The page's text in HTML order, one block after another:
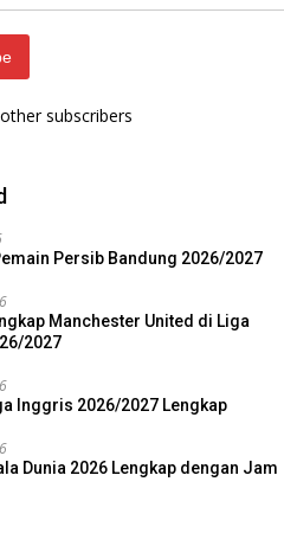
subscribers
Persib Bandung 2026/2027
Manchester United di Liga
2027
Inggris 2026/2027 Lengkap
Dunia 2026 Lengkap dengan Jam